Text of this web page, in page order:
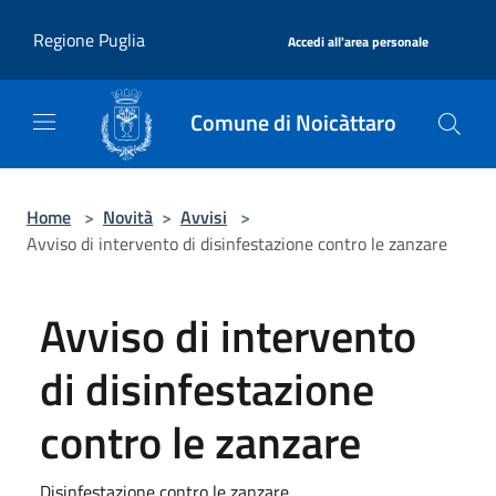
Regione Puglia
Accedi all'area personale
Comune di Noicàttaro
Home > Novità > Avvisi >
Avviso di intervento di disinfestazione contro le zanzare
Avviso di intervento
di disinfestazione
contro le zanzare